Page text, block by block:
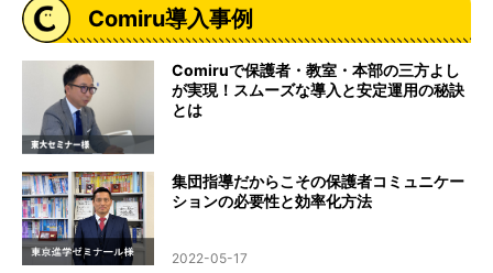
Comiru導入事例
Comiruで保護者・教室・本部の三方よし
が実現！スムーズな導入と安定運用の秘訣
とは
集団指導だからこその保護者コミュニケー
ションの必要性と効率化方法
2022-05-17